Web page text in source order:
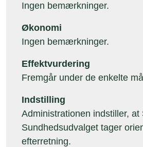
Ingen bemærkninger.
Økonomi
Ingen bemærkninger.
Effektvurdering
Fremgår under de enkelte
Indstilling
Administrationen indstiller, at
Sundhedsudvalget tager
efterretning.